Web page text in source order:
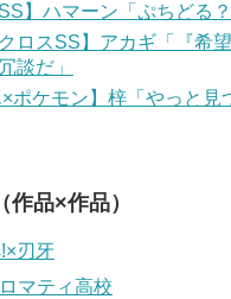
】ハマーン「ぷちどる
ロスSS】アカギ「『希
談だ」
×ポケモン】梓「やっと見
作品×作品）
刃牙
マティ高校